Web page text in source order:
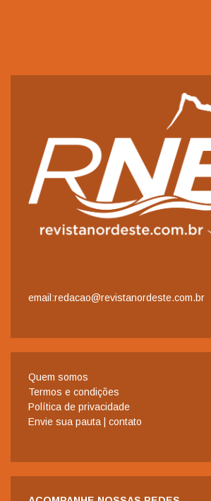
email:redacao@revistanordeste.com.br
Quem somos
Termos e condições
Política de privacidade
Envie sua pauta | contato